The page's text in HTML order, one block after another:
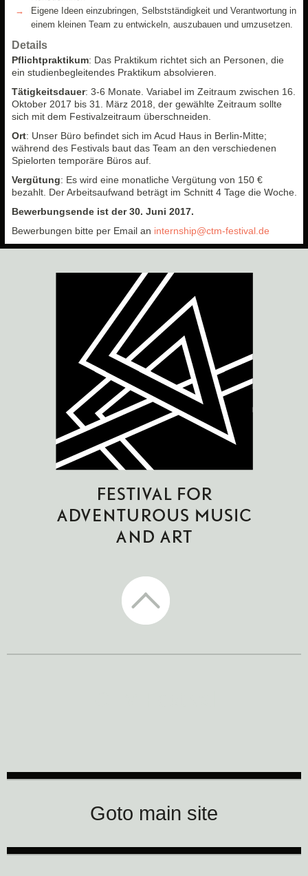
Eigene Ideen einzubringen, Selbstständigkeit und Verantwortung in
einem kleinen Team zu entwickeln, auszubauen und umzusetzen.
Details
Pflichtpraktikum: Das Praktikum richtet sich an Personen, die
ein studienbegleitendes Praktikum absolvieren.
Tätigkeitsdauer: 3-6 Monate. Variabel im Zeitraum zwischen 16.
Oktober 2017 bis 31. März 2018, der gewählte Zeitraum sollte
sich mit dem Festivalzeitraum überschneiden.
Ort: Unser Büro befindet sich im Acud Haus in Berlin-Mitte;
während des Festivals baut das Team an den verschiedenen
Spielorten temporäre Büros auf.
Vergütung: Es wird eine monatliche Vergütung von 150 €
bezahlt. Der Arbeitsaufwand beträgt im Schnitt 4 Tage die Woche.
Bewerbungsende ist der 30. Juni 2017.
Bewerbungen bitte per Email an internship@ctm-festival.de
Goto main site